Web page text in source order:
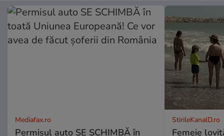
Mediafax.ro
Permisul auto SE SCHIMBĂ în
StirileKanalD.ro
Femeie